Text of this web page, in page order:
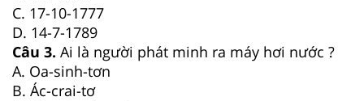
C. 17-10-1777
D. 14-7-1789
Câu 3. Ai là người phát minh ra máy hơi nước ?
A. Oa-sinh-tơn
B. Ác-crai-tơ